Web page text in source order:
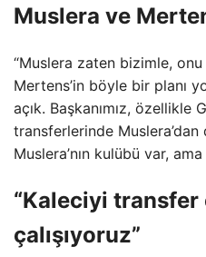
Muslera ve
“Muslera zaten bizimle,
Mertens’in böyle bir planı
açık. Başkanımız, özellikle
transferlerinde Muslera’dan
Muslera’nın kulübü var,
“Kaleciyi transfer
çalışıyoruz”